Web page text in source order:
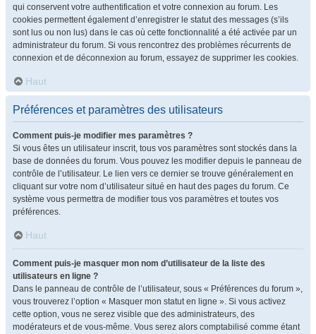
qui conservent votre authentification et votre connexion au forum. Les
cookies permettent également d’enregistrer le statut des messages (s’ils
sont lus ou non lus) dans le cas où cette fonctionnalité a été activée par un
administrateur du forum. Si vous rencontrez des problèmes récurrents de
connexion et de déconnexion au forum, essayez de supprimer les cookies.
Haut
Préférences et paramètres des utilisateurs
Comment puis-je modifier mes paramètres ?
Si vous êtes un utilisateur inscrit, tous vos paramètres sont stockés dans la
base de données du forum. Vous pouvez les modifier depuis le panneau de
contrôle de l’utilisateur. Le lien vers ce dernier se trouve généralement en
cliquant sur votre nom d’utilisateur situé en haut des pages du forum. Ce
système vous permettra de modifier tous vos paramètres et toutes vos
préférences.
Haut
Comment puis-je masquer mon nom d’utilisateur de la liste des
utilisateurs en ligne ?
Dans le panneau de contrôle de l’utilisateur, sous « Préférences du forum »,
vous trouverez l’option « Masquer mon statut en ligne ». Si vous activez
cette option, vous ne serez visible que des administrateurs, des
modérateurs et de vous-même. Vous serez alors comptabilisé comme étant